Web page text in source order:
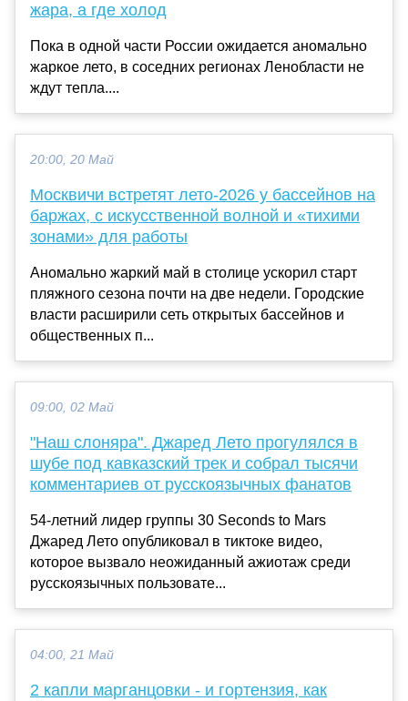
жара, а где холод
Пока в одной части России ожидается аномально
жаркое лето, в соседних регионах Ленобласти не
ждут тепла....
20:00, 20 Май
Москвичи встретят лето-2026 у бассейнов на
баржах, с искусственной волной и «тихими
зонами» для работы
Аномально жаркий май в столице ускорил старт
пляжного сезона почти на две недели. Городские
власти расширили сеть открытых бассейнов и
общественных п...
09:00, 02 Май
"Наш слоняра". Джаред Лето прогулялся в
шубе под кавказский трек и собрал тысячи
комментариев от русскоязычных фанатов
54-летний лидер группы 30 Seconds to Mars
Джаред Лето опубликовал в тиктоке видео,
которое вызвало неожиданный ажиотаж среди
русскоязычных пользовате...
04:00, 21 Май
2 капли марганцовки - и гортензия, как